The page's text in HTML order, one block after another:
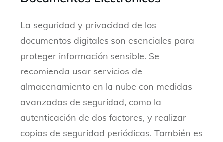
La seguridad y privacidad de los
documentos digitales son esenciales para
proteger información sensible. Se
recomienda usar servicios de
almacenamiento en la nube con medidas
avanzadas de seguridad, como la
autenticación de dos factores, y realizar
copias de seguridad periódicas. También es